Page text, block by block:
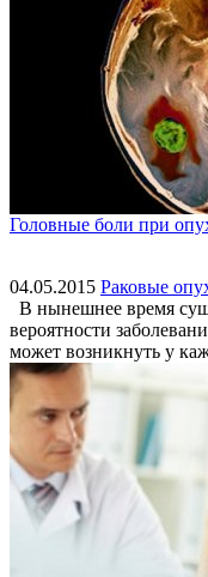
Головные боли при
04.05.2015 Раковые
В нынешнее время
вероятности
может возникнуть у